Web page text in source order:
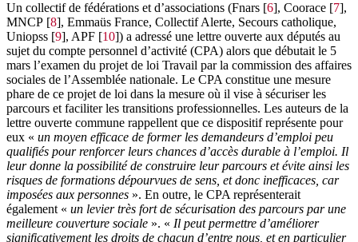
Un collectif de fédérations et d’associations (Fnars [6], Coorace [7],
MNCP [8], Emmaüs France, Collectif Alerte, Secours catholique,
Uniopss [9], APF [10]) a adressé une lettre ouverte aux députés au
sujet du compte personnel d’activité (CPA) alors que débutait le 5
mars l’examen du projet de loi Travail par la commission des affaires
sociales de l’Assemblée nationale. Le CPA constitue une mesure
phare de ce projet de loi dans la mesure où il vise à sécuriser les
parcours et faciliter les transitions professionnelles. Les auteurs de la
lettre ouverte commune rappellent que ce dispositif représente pour
eux « un moyen efficace de former les demandeurs d’emploi peu
qualifiés pour renforcer leurs chances d’accès durable à l’emploi. Il
leur donne la possibilité de construire leur parcours et évite ainsi les
risques de formations dépourvues de sens, et donc inefficaces, car
imposées aux personnes ». En outre, le CPA représenterait
également « un levier très fort de sécurisation des parcours par une
meilleure couverture sociale ». « Il peut permettre d’améliorer
significativement les droits de chacun d’entre nous, et en particulier